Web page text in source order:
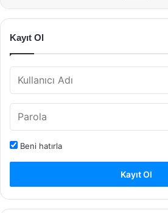
Kayıt Ol
Beni hatırla
Kayıt Ol